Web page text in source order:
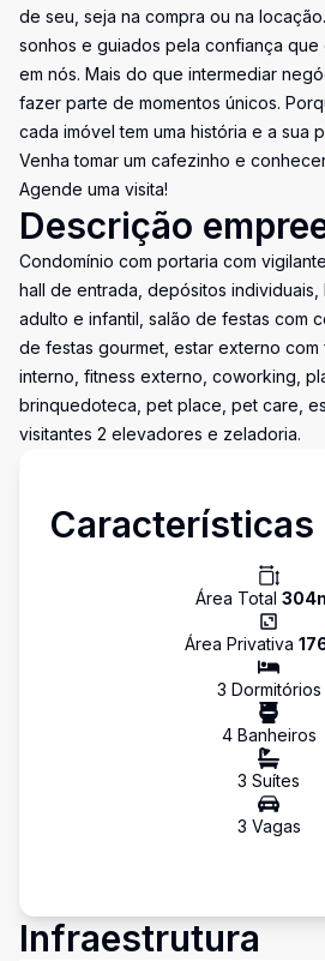
de seu, seja na compra ou na
sonhos e guiados pela confiança
em nós. Mais do que intermediar
fazer parte de momentos únicos.
cada imóvel tem uma história e a sua
Venha tomar um cafezinho e
Agende uma visita!
Descrição
Condomínio com portaria com
hall de entrada, depósitos individuais,
adulto e infantil, salão de festas com
de festas gourmet, estar externo
interno, fitness externo, coworking,
brinquedoteca, pet place, pet care,
visitantes 2 elevadores e zeladoria.
Características
Área Total 304
Área Privativa
3 Dormitórios
4Banheiros
3 Suítes
3 Vagas
Infraestrutura